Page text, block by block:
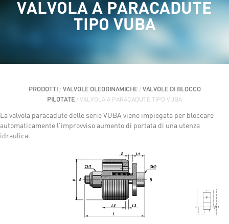
VALVOLA A PARACADUTE
TIPO VUBA
PRODOTTI / VALVOLE OLEODINAMICHE/ VALVOLE DI BLOCCO
PILOTATE / VALVOLA A PARACADUTE TIPO VUBA
La valvola paracadute delle serie VUBA viene impiegata per bloccare
automaticamente l’improvviso aumento di portata di una utenza
idraulica.